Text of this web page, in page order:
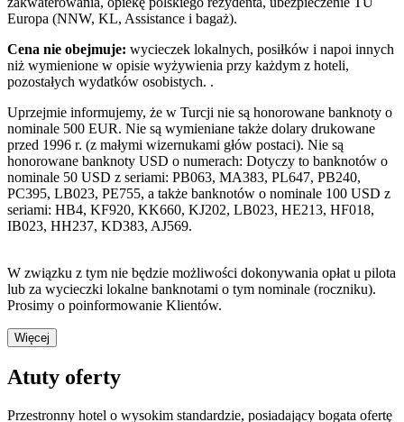
Europa (NNW, KL, Assistance i bagaż).
Cena nie obejmuje: wycieczek lokalnych, posiłków i napoi innych
niż wymienione w opisie wyżywienia przy każdym z hoteli,
pozostałych wydatków osobistych. .
Uprzejmie informujemy, że w Turcji nie są honorowane banknoty o
nominale 500 EUR. Nie są wymieniane także dolary drukowane
przed 1996 r. (z małymi wizernukami głów postaci). Nie są
honorowane banknoty USD o numerach: Dotyczy to banknotów o
nominale 50 USD z seriami: PB063, MA383, PL647, PB240,
PC395, LB023, PE755, a także banknotów o nominale 100 USD z
seriami: HB4, KF920, KK660, KJ202, LB023, HE213, HF018,
IB023, HH237, KD383, AJ569.
W związku z tym nie będzie możliwości dokonywania opłat u pilota
lub za wycieczki lokalne banknotami o tym nominale (roczniku).
Prosimy o poinformowanie Klientów.
Więcej
Atuty oferty
Przestronny hotel o wysokim standardzie, posiadający bogata ofertę